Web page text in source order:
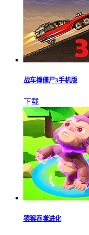
战车撞僵尸3手机版
下载
猿猴吞噬进化